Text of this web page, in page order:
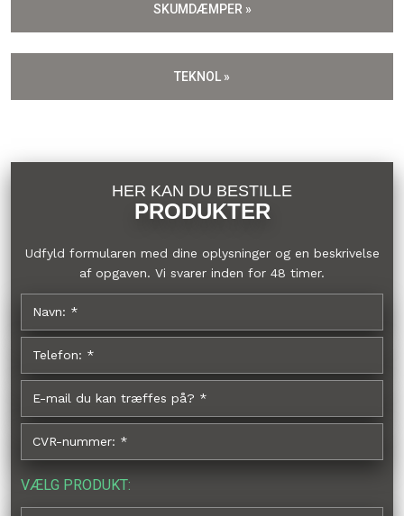
SKUMDÆMPER »
TEKNOL »
HER KAN DU BESTILLE
PRODUKTER
Udfyld formularen med dine oplysninger og en beskrivelse
af opgaven. Vi svarer inden for 48 timer.
VÆLG PRODUKT: